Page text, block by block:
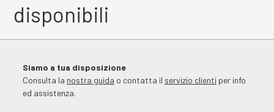
disponibili
Siamo a tua disposizione
Consulta la nostra guida o contatta il servizio clienti per info
ed assistenza.